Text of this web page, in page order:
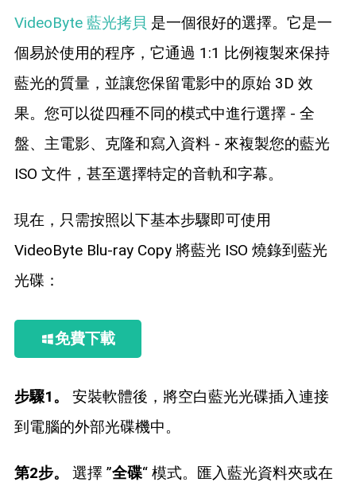
VideoByte 藍光拷貝 是一個很好的選擇。它是一
個易於使用的程序，它通過 1:1 比例複製來保持
藍光的質量，並讓您保留電影中的原始 3D 效
果。您可以從四種不同的模式中進行選擇 - 全
盤、主電影、克隆和寫入資料 - 來複製您的藍光
ISO 文件，甚至選擇特定的音軌和字幕。
現在，只需按照以下基本步驟即可使用
VideoByte Blu-ray Copy 將藍光 ISO 燒錄到藍光
光碟：
免費下載
步驟1。
安裝軟體後，將空白藍光光碟插入連接
到電腦的外部光碟機中。
第2步。 選擇 ”全碟“ 模式。匯入藍光資料夾或在